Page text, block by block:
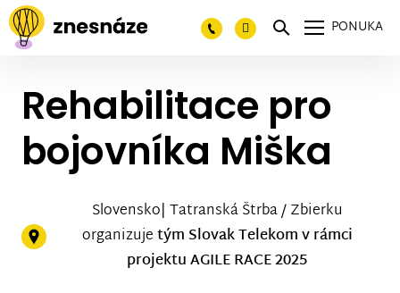
PONUKA
Rehabilitace pro
bojovníka Miška
Slovensko| Tatranská Štrba / Zbierku
organizujetým Slovak Telekom v rámci
projektu AGILE RACE 2025